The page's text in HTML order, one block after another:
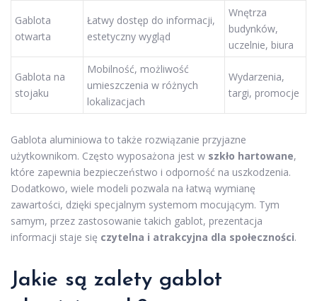
Gablota
otwarta
Łatwy dostęp do informacji,
estetyczny wygląd
Wnętrza
budynków,
uczelnie, biura
Gablota na
stojaku
Mobilność, możliwość
umieszczenia w różnych
lokalizacjach
Wydarzenia,
targi, promocje
Gablota aluminiowa to także rozwiązanie przyjazne
użytkownikom. Często wyposażona jest w szkło hartowane,
które zapewnia bezpieczeństwo i odporność na uszkodzenia.
Dodatkowo, wiele modeli pozwala na łatwą wymianę
zawartości, dzięki specjalnym systemom mocującym. Tym
samym, przez zastosowanie takich gablot, prezentacja
informacji staje się czytelna i atrakcyjna dla społeczności.
Jakie są zalety gablot